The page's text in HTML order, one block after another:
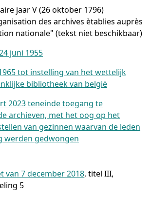
jaar V (26 oktober 1796)
des archives ètablies auprès
nationale" (tekst niet beschikbaar)
juni 1955
tot instelling van het wettelijk
bibliotheek van belgië
2023 teneinde toegang te
archieven, met het oog op het
van gezinnen waarvan de leden
werden gedwongen
van 7 december 2018, titel III,
5